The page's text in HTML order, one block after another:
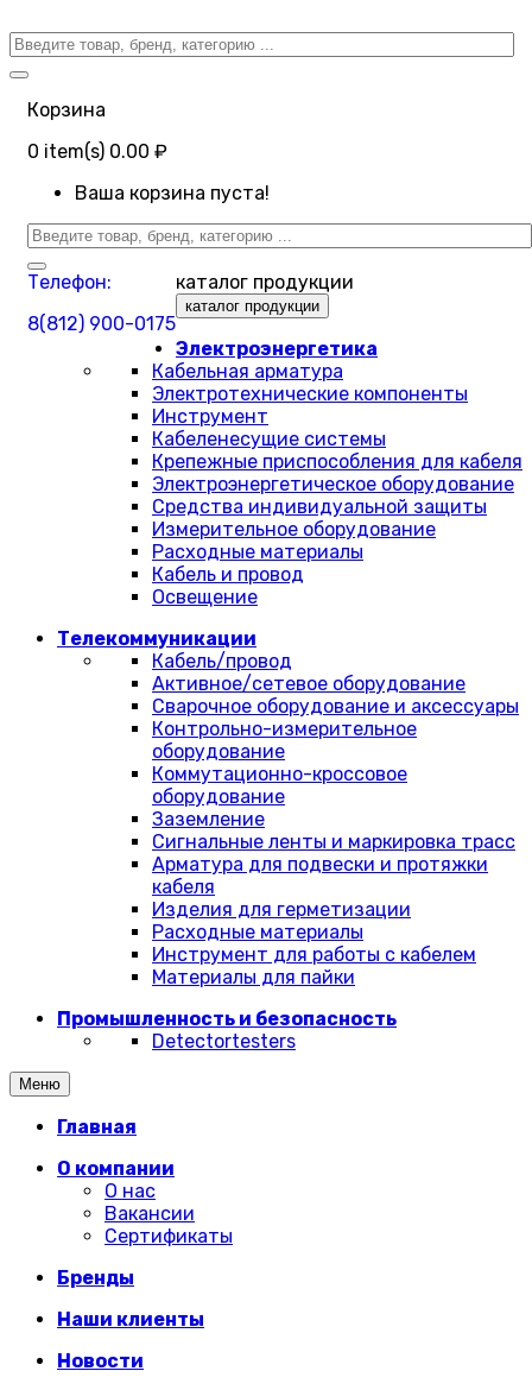
Корзина
0 item(s) 0.00 ₽
Ваша корзина пуста!
Телефон:
8(812) 900-0175
каталог продукции
каталог продукции
Электроэнергетика
Кабельная арматура
Электротехнические компоненты
Инструмент
Кабеленесущие системы
Крепежные приспособления для кабеля
Электроэнергетическое оборудование
Средства индивидуальной защиты
Измерительное оборудование
Расходные материалы
Кабель и провод
Освещение
Телекоммуникации
Кабель/провод
Активное/сетевое оборудование
Сварочное оборудование и аксессуары
Контрольно-измерительное
оборудование
Коммутационно-кроссовое
оборудование
Заземление
Сигнальные ленты и маркировка трасс
Арматура для подвески и протяжки
кабеля
Изделия для герметизации
Расходные материалы
Инструмент для работы с кабелем
Материалы для пайки
Промышленность и безопасность
Detectortesters
Меню
Главная
О компании
О нас
Вакансии
Сертификаты
Бренды
Наши клиенты
Новости